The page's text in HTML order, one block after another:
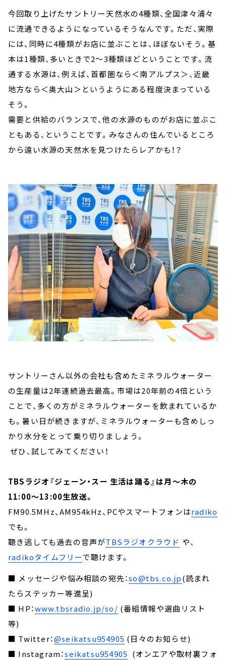
今回取り上げたサントリー天然水の4種類、全国津々浦々
に流通できるようになっているそうなんです。ただ、実際
には、同時に4種類がお店に並ぶことは、ほぼないそう。基
本は1種類、多いときで2～3種類ほどということです。流
通する水源は、例えば、首都圏なら＜南アルプス＞、近畿
地方なら＜奥大山＞というようにある程度決まっている
そう。
需要と供給のバランスで、他の水源のものがお店に並ぶこ
ともある、ということです。みなさんの住んでいるところ
から遠い水源の天然水を見つけたらレアかも！？
サントリーさん以外の会社も含めたミネラルウォーター
の生産量は2年連続過去最高。市場は20年前の4倍という
ことで、多くの方がミネラルウォーターを飲まれているか
も。暑い日が続きますが、ミネラルウォーターも含めしっ
かり水分をとって乗り切りましょう。
ぜひ、試してみてください！
TBSラジオ『ジェーン・スー 生活は踊る』は月～木の
11:00～13:00生放送。
FM90.5MHz、AM954kHz、PCやスマートフォンはradiko
でも。
聴き逃しても過去の音声がTBSラジオクラウド や、
radikoタイムフリーで聴けます。
■ メッセージや悩み相談の宛先：so@tbs.co.jp(読まれ
たらステッカー等進呈)
■ HP：www.tbsradio.jp/so/ (番組情報や選曲リスト
等)
■ Twitter：@seikatsu954905 (日々のお知らせ)
■ Instagram：seikatsu954905 (オンエアや取材裏フォ